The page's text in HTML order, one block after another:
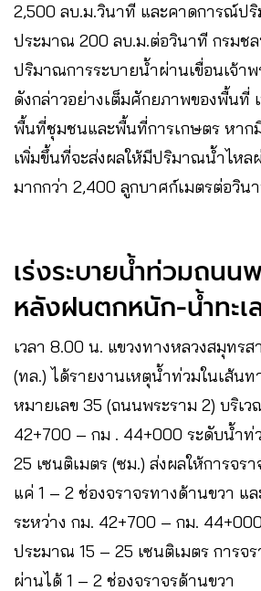
2,500 ลบ.ม.วินาที และคาดการณ์ป
ประมาณ 200 ลบ.ม.ต่อวินาที กรมช
ปริมาณการระบายน้ำผ่านเขื่อนเจ้า
ดังกล่าวอย่างเต็มศักยภาพของพื้นที่
พื้นที่ชุมชนและพื้นที่การเกษตร หาก
เพิ่มขึ้นที่จะส่งผลให้มีปริมาณน้ำไหล
มากกว่า 2,400 ลูกบาศก์เมตรต่อวิน
เร่งระบายน้ำท่วมถนน
หลังฝนตกหนัก-น้ำทะเ
เวลา 8.00 น. แขวงทางหลวงสมุทรส
(ทล.) ได้รายงานเหตุน้ำท่วมในเส้นท
หมายเลข 35 (ถนนพระราม 2) บริเว
42+700 – กม . 44+000 ระดับน้ำท่
25 เซนติเมตร (ซม.) ส่งผลให้การจร
แค่ 1 – 2 ช่องจราจรทางด้านขวา แ
ระหว่าง กม. 42+700 – กม.
ประมาณ 15 – 25 เซนติเมตร การจ
ผ่านได้ 1 – 2 ช่องจราจรด้านขวา